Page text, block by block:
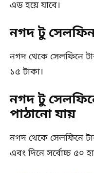
এড হয়ে যাবে।
নগদ টু
নগদ থেকে সেলফিনে
১৫ টাকা।
নগদ টু
পাঠানো যায়
নগদ থেকে সেলফিনে
এবং দিনে সর্বোচ্চ ৫০